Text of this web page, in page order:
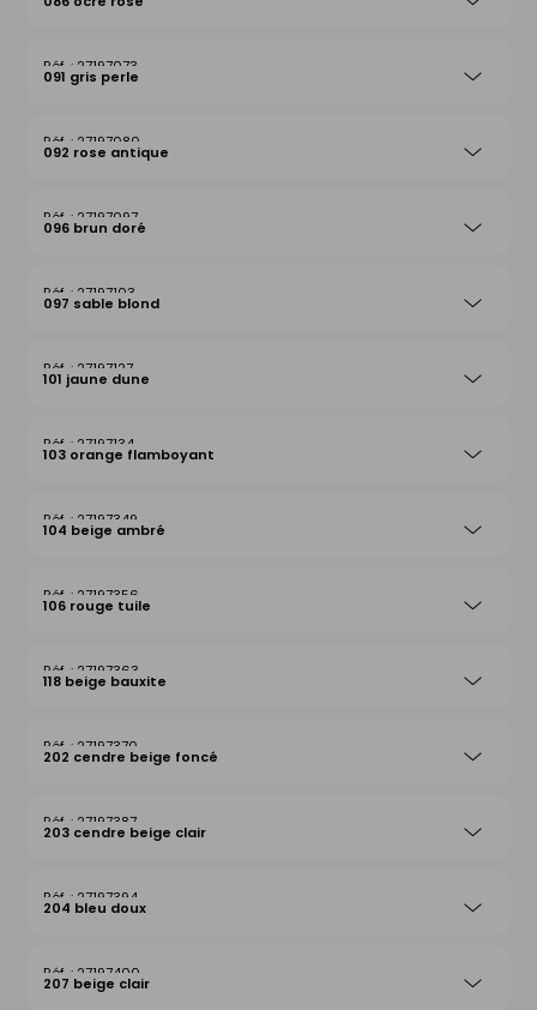
27197073
091 gris perle
27197080
092 rose antique
27197097
096 brun doré
27197103
097 sable blond
27197127
101 jaune dune
27197134
103 orange flamboyant
27197349
104 beige ambré
27197356
106 rouge tuile
27197363
118 beige bauxite
27197370
202 cendre beige foncé
27197387
203 cendre beige clair
27197394
204 bleu doux
27197400
207 beige clair